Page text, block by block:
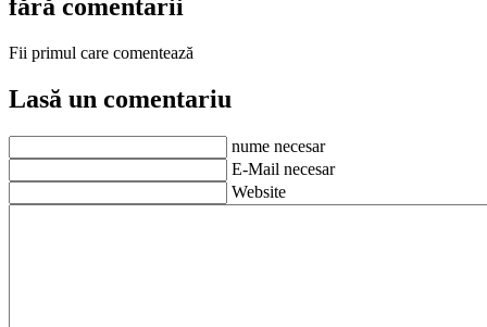
fără comentarii
Fii primul care comentează
Lasă un comentariu
nume necesar
E-Mail necesar
Website